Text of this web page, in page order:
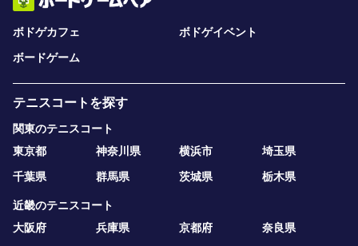
ボドゲカフェ
ボドゲイベント
ボードゲーム
テニスコートを探す
関東のテニスコート
東京都
神奈川県 横浜市
埼玉県
千葉県
群馬県 茨城県 栃木県
近畿のテニスコート
大阪府
兵庫県 京都府
奈良県